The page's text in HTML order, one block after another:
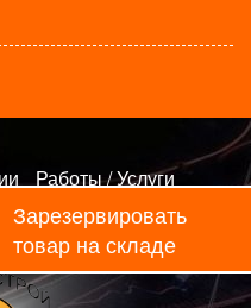
Работы / Услуги
Зарезервировать
товар на складе